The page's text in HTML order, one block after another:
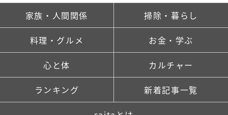
家族・人間関係 掃除・暮らし
料理・グルメ お金・学ぶ
心と体 カルチャー
ランキング 新着記事一覧